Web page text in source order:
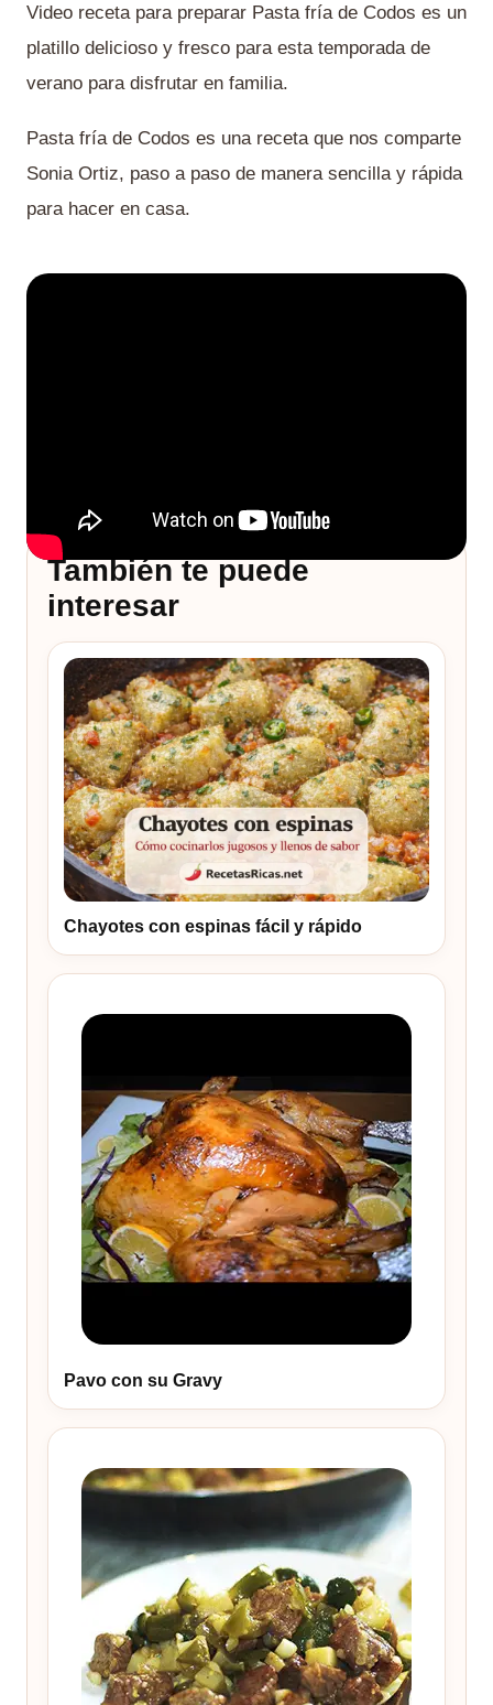
Video receta para preparar Pasta fría de Codos es un
platillo delicioso y fresco para esta temporada de
verano para disfrutar en familia.
Pasta fría de Codos es una receta que nos comparte
Sonia Ortiz, paso a paso de manera sencilla y rápida
para hacer en casa.
También te puede
interesar
Chayotes con espinas fácil y rápido
Pavo con su Gravy